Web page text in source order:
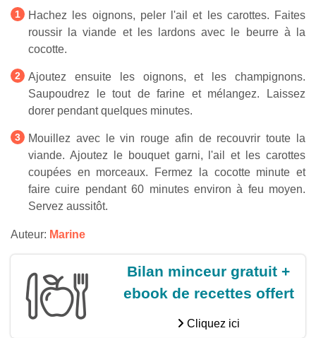
Hachez les oignons, peler l'ail et les carottes. Faites
roussir la viande et les lardons avec le beurre à la
cocotte.
Ajoutez ensuite les oignons, et les champignons.
Saupoudrez le tout de farine et mélangez. Laissez
dorer pendant quelques minutes.
Mouillez avec le vin rouge afin de recouvrir toute la
viande. Ajoutez le bouquet garni, l'ail et les carottes
coupées en morceaux. Fermez la cocotte minute et
faire cuire pendant 60 minutes environ à feu moyen.
Servez aussitôt.
Auteur: Marine
Bilan minceur gratuit +
ebook de recettes offert
Cliquez ici